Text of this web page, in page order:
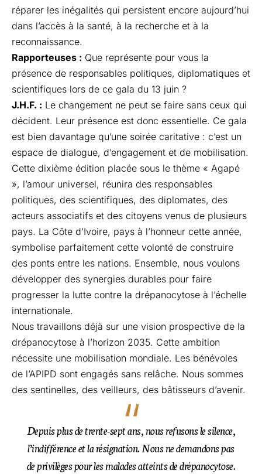
réparer les inégalités qui persistent encore aujourd’hui
dans l’accès à la santé, à la recherche et à la
reconnaissance.
Rapporteuses : Que représente pour vous la
présence de responsables politiques, diplomatiques et
scientifiques lors de ce gala du 13 juin ?
J.H.F. : Le changement ne peut se faire sans ceux qui
décident. Leur présence est donc essentielle. Ce gala
est bien davantage qu’une soirée caritative : c’est un
espace de dialogue, d’engagement et de mobilisation.
Cette dixième édition placée sous le thème « Agapé
», l’amour universel, réunira des responsables
politiques, des scientifiques, des diplomates, des
acteurs associatifs et des citoyens venus de plusieurs
pays. La Côte d’Ivoire, pays à l’honneur cette année,
symbolise parfaitement cette volonté de construire
des ponts entre les nations. Ensemble, nous voulons
développer des synergies durables pour faire
progresser la lutte contre la drépanocytose à l’échelle
internationale.
Nous travaillons déjà sur une vision prospective de la
drépanocytose à l’horizon 2035. Cette ambition
nécessite une mobilisation mondiale. Les bénévoles
de l’APIPD sont engagés sans relâche. Nous sommes
des sentinelles, des veilleurs, des bâtisseurs d’avenir.
Depuis plus de trente-sept ans, nous refusons le silence,
l’indifférence et la résignation. Nous ne demandons pas
de privilèges pour les malades atteints de drépanocytose.